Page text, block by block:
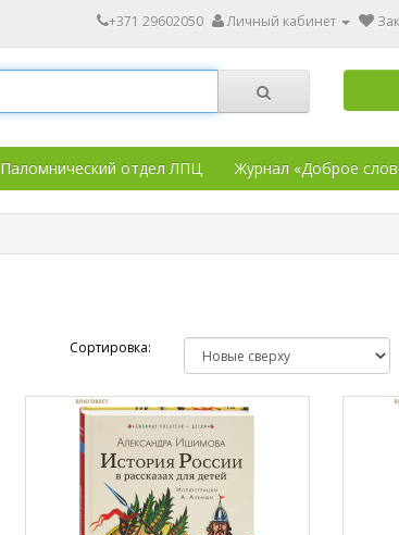
+371 29602050 Личный кабинет
Паломнический отдел ЛПЦ Журнал «Доброе
Сортировка: